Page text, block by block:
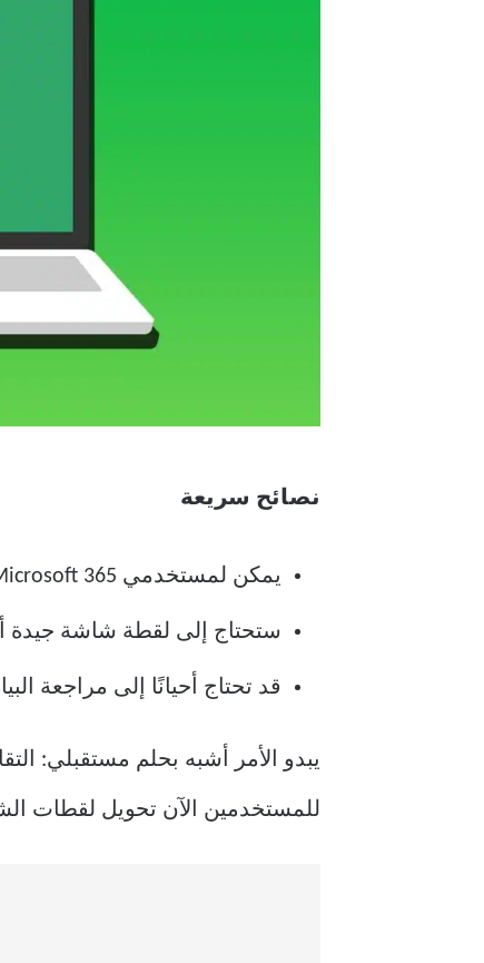
نصائح سريعة
يمكن لمستخدمي Microsoft 365 الاستفادة من ميزة “الحصول على البيانات من الصورة” الفعّالة للغاية في Excel.
ستحتاج إلى لقطة شاشة
قد تحتاج أحيانًا إلى مراجعة
للمستخدمين الآن تحويل لقطات